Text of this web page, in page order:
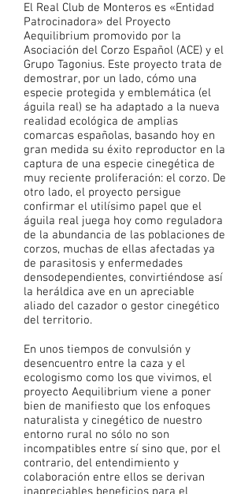
El Real Club de Monteros es «Entidad
Patrocinadora» del Proyecto
Aequilibrium promovido por la
Asociación del Corzo Español (ACE) y el
Grupo Tagonius. Este proyecto trata de
demostrar, por un lado, cómo una
especie protegida y emblemática (el
águila real) se ha adaptado a la nueva
realidad ecológica de amplias
comarcas españolas, basando hoy en
gran medida su éxito reproductor en la
captura de una especie cinegética de
muy reciente proliferación: el corzo. De
otro lado, el proyecto persigue
confirmar el utilísimo papel que el
águila real juega hoy como reguladora
de la abundancia de las poblaciones de
corzos, muchas de ellas afectadas ya
de parasitosis y enfermedades
densodependientes, convirtiéndose así
la heráldica ave en un apreciable
aliado del cazador o gestor cinegético
del territorio.
En unos tiempos de convulsión y
desencuentro entre la caza y el
ecologismo como los que vivimos, el
proyecto Aequilibrium viene a poner
bien de manifiesto que los enfoques
naturalista y cinegético de nuestro
entorno rural no sólo no son
incompatibles entre sí sino que, por el
contrario, del entendimiento y
colaboración entre ellos se derivan